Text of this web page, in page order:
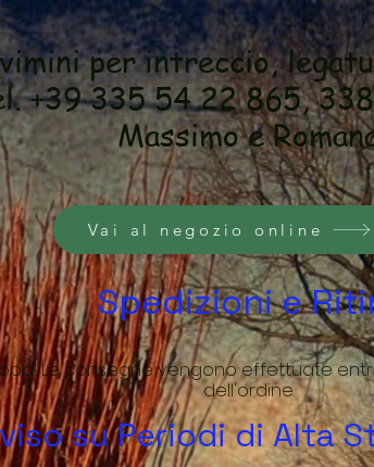
per intreccio,
+39 335 54 22 865,
Massimo e
Vai al negozio online
Spedizioni e
Le consegne vengono effettuate
dell'ordine.
su Periodi di Alta